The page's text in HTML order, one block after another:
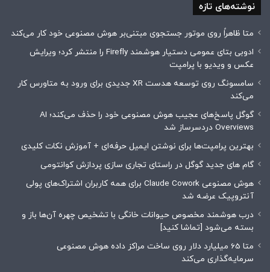
نوشته‌های تازه
متا ظاهراً روی موتور جستجوی مبتنی‌بر هوش مصنوعی خود کار می‌کند
ادوبی بتای عمومی دستیار هوشمند Firefly را منتشر کرد؛ ویرایش
عکس و ویدیو با پرامپت
سامسونگ روی توسعه هدست XR جدیدی برای ورود به متاورس کار
می‌کند
گوگل پاسخ‌های عجیب هوش مصنوعی خود را حذف می‌کند؛ AI
Overviews دردسرساز شد
بهترین پرامپت‌ها برای نوشتن ایمیل حرفه‌ای + آموزش نکات کلیدی
گام های جدید گوگل در راستای تجاری سازی پردازش کوانتومی
هوش مصنوعی Claude Cowork برای همه کاربران اشتراک‌های پولی
آنتروپیک عرضه شد
درب هوشمند مخصوص حیوانات خانگی با تشخیص چهره آن‌ها باز و
بسته می‌شود [تماشا کنید]
متا 65 میلیارد دلار روی ساخت مراکز داده هوش مصنوعی
سرمایه‌گذاری می‌کند